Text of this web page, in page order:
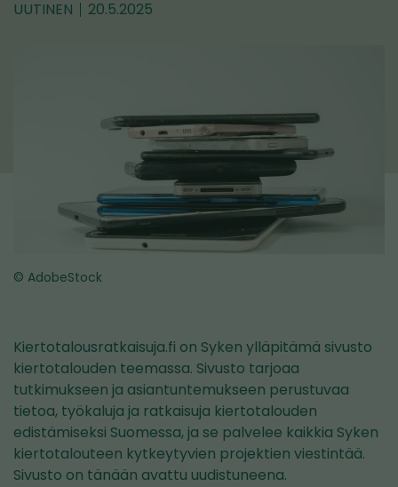
UUTINEN 20.5.2025
© AdobeStock
Kiertotalousratkaisuja.fi on Syken ylläpitämä sivusto
kiertotalouden teemassa. Sivusto tarjoaa
tutkimukseen ja asiantuntemukseen perustuvaa
tietoa, työkaluja ja ratkaisuja kiertotalouden
edistämiseksi Suomessa, ja se palvelee kaikkia Syken
kiertotalouteen kytkeytyvien projektien viestintää.
Sivusto on tänään avattu uudistuneena.